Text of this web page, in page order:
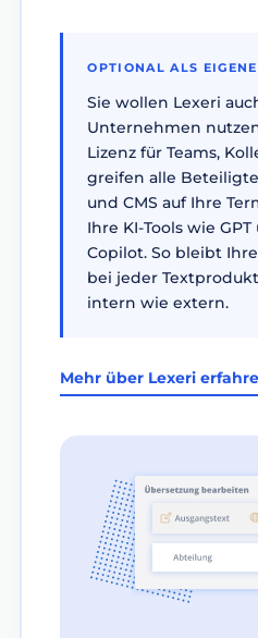
OPTIONAL ALS
Sie wollen Lexeri
Unternehmen
Lizenz für Teams,
greifen alle
und CMS auf Ihre
Ihre KI-Tools wie
Copilot. So bleibt
bei jeder
intern wie extern.
Mehr über Lexeri